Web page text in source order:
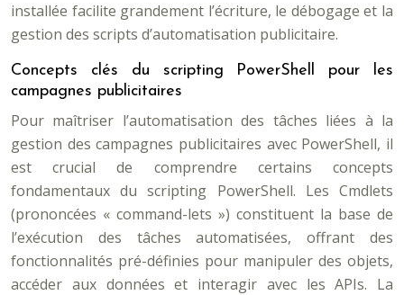
installée facilite grandement l’écriture, le débogage et la
gestion des scripts d’automatisation publicitaire.
Concepts clés du scripting PowerShell pour les
campagnes publicitaires
Pour maîtriser l’automatisation des tâches liées à la
gestion des campagnes publicitaires avec PowerShell, il
est crucial de comprendre certains concepts
fondamentaux du scripting PowerShell. Les Cmdlets
(prononcées « command-lets ») constituent la base de
l’exécution des tâches automatisées, offrant des
fonctionnalités pré-définies pour manipuler des objets,
accéder aux données et interagir avec les APIs. La